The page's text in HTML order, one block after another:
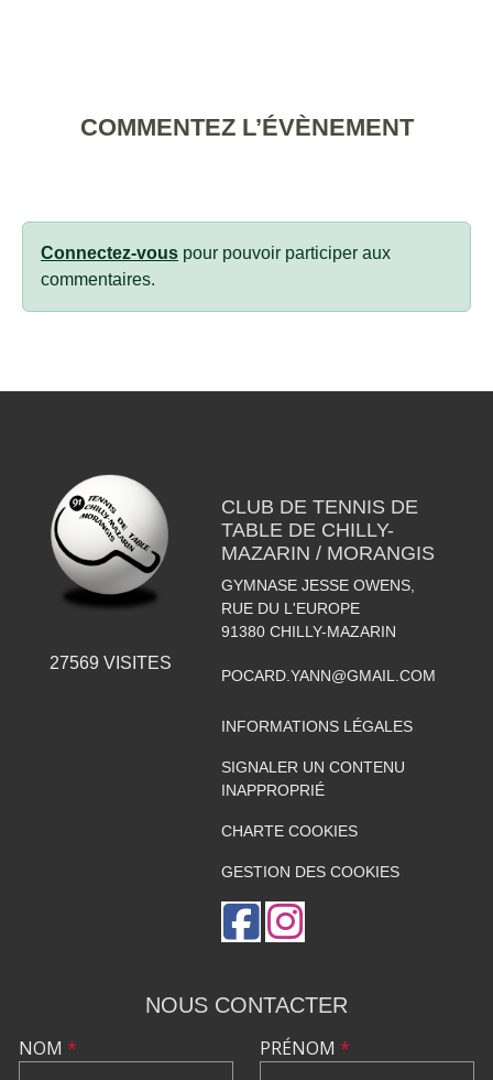
COMMENTEZ L’ÉVÈNEMENT
Connectez-vous pour pouvoir participer aux
commentaires.
27569 VISITES
CLUB DE TENNIS DE
TABLE DE CHILLY-
MAZARIN / MORANGIS
GYMNASE JESSE OWENS,
RUE DU L'EUROPE
91380 CHILLY-MAZARIN
POCARD.YANN@GMAIL.COM
INFORMATIONS LÉGALES
SIGNALER UN CONTENU
INAPPROPRIÉ
CHARTE COOKIES
GESTION DES COOKIES
NOUS CONTACTER
NOM * PRÉNOM *